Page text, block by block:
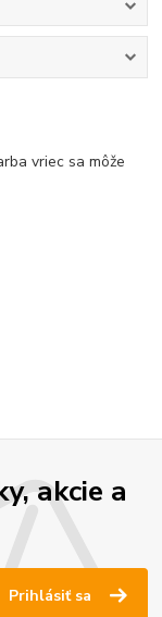
vriec sa môže
akcie a
Prihlásiť sa